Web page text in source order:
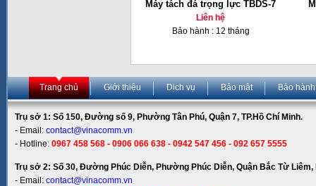
Máy tách đá trọng lực TBDS-7
Liên hệ
Bảo hành : 12 tháng
Trang chủ Giới thiệu Dịch vụ Bảo mật Bảo hành
Trụ sở 1: Số 150, Đường số 9, Phường Tân Phú, Quận 7, TP.Hồ Chí Minh.
- Email: contact@vinacomm.vn
- Hotline: 0967 458 568 - 0906 066 638 - 0942 547 456 - 092 657 5555
Trụ sở 2: Số 30, Đường Phúc Diễn, Phường Phúc Diễn, Quận Bắc Từ Liêm,
- Email: contact@vinacomm.vn